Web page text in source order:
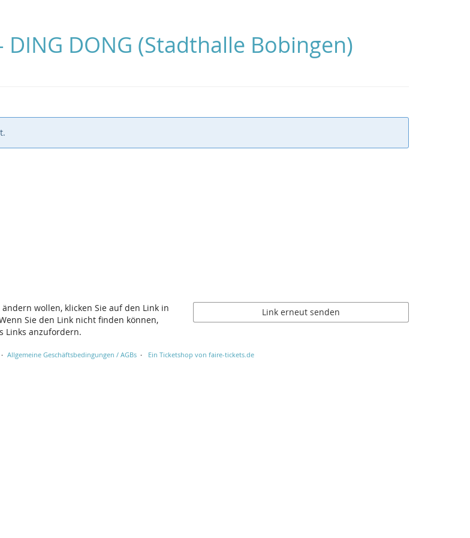
- DING DONG (Stadthalle Bobingen)
wollen, klicken Sie auf den Link in
Sie den Link nicht finden können,
Links anzufordern.
Link erneut senden
Allgemeine Geschäftsbedingungen / AGBs Ein Ticketshop von faire-tickets.de